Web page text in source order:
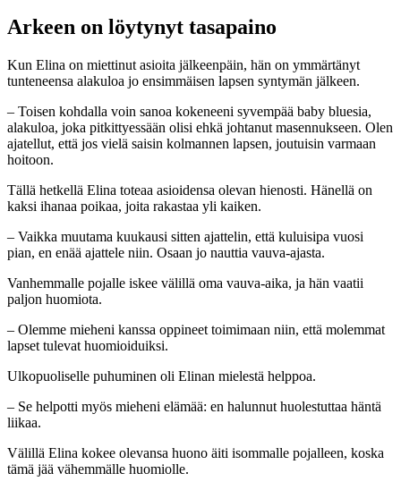
Arkeen on löytynyt tasapaino
Kun Elina on miettinut asioita jälkeenpäin, hän on ymmärtänyt
tunteneensa alakuloa jo ensimmäisen lapsen syntymän jälkeen.
– Toisen kohdalla voin sanoa kokeneeni syvempää baby bluesia,
alakuloa, joka pitkittyessään olisi ehkä johtanut masennukseen. Olen
ajatellut, että jos vielä saisin kolmannen lapsen, joutuisin varmaan
hoitoon.
Tällä hetkellä Elina toteaa asioidensa olevan hienosti. Hänellä on
kaksi ihanaa poikaa, joita rakastaa yli kaiken.
– Vaikka muutama kuukausi sitten ajattelin, että kuluisipa vuosi
pian, en enää ajattele niin. Osaan jo nauttia vauva-ajasta.
Vanhemmalle pojalle iskee välillä oma vauva-aika, ja hän vaatii
paljon huomiota.
– Olemme mieheni kanssa oppineet toimimaan niin, että molemmat
lapset tulevat huomioiduiksi.
Ulkopuoliselle puhuminen oli Elinan mielestä helppoa.
– Se helpotti myös mieheni elämää: en halunnut huolestuttaa häntä
liikaa.
Välillä Elina kokee olevansa huono äiti isommalle pojalleen, koska
tämä jää vähemmälle huomiolle.